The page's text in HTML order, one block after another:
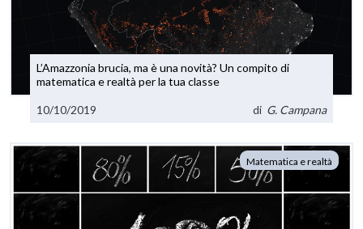
L’Amazzonia brucia, ma è una novità? Un compito di
matematica e realtà per la tua classe
10/10/2019 di G. Campana
Matematica e realtà